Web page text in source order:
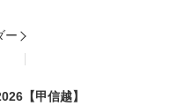
ー
【甲信越】